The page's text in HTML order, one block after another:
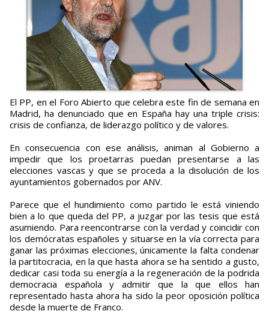
El PP, en el Foro Abierto que celebra este fin de semana en
Madrid, ha denunciado que en España hay una triple crisis:
crisis de confianza, de liderazgo político y de valores.
En consecuencia con ese análisis, animan al Gobierno a
impedir que los proetarras puedan presentarse a las
elecciones vascas y que se proceda a la disolución de los
ayuntamientos gobernados por ANV.
Parece que el hundimiento como partido le está viniendo
bien a lo que queda del PP, a juzgar por las tesis que está
asumiendo. Para reencontrarse con la verdad y coincidir con
los demócratas españoles y situarse en la vía correcta para
ganar las próximas elecciones, únicamente la falta condenar
la partitocracia, en la que hasta ahora se ha sentido a gusto,
dedicar casi toda su energía a la regeneración de la podrida
democracia española y admitir que la que ellos han
representado hasta ahora ha sido la peor oposición política
desde la muerte de Franco.